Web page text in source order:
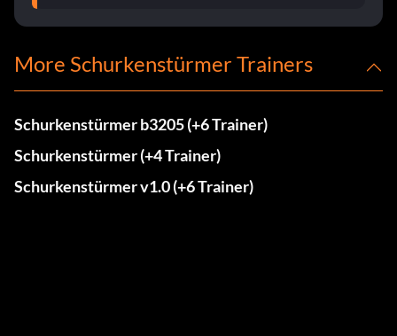
More Schurkenstürmer Trainers
Schurkenstürmer b3205 (+6 Trainer)
Schurkenstürmer (+4 Trainer)
Schurkenstürmer v1.0 (+6 Trainer)